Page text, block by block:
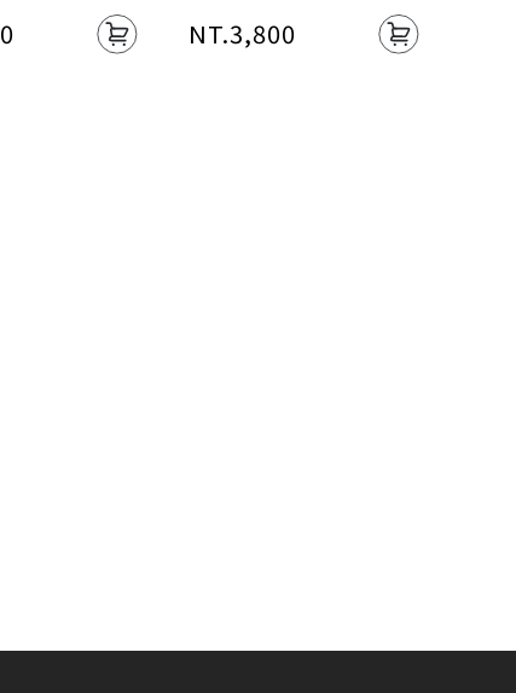
NT.3,800